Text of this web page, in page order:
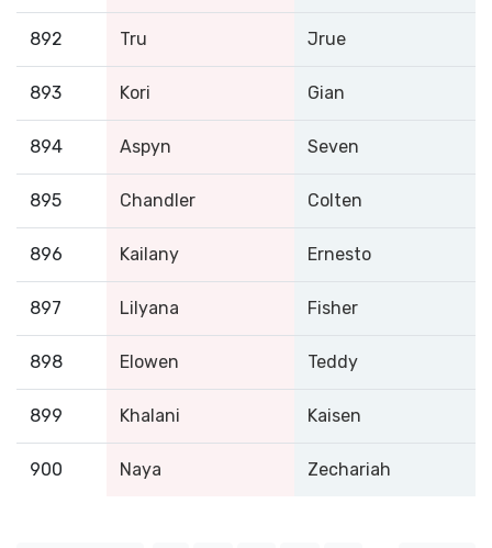
892 Tru Jrue
893 Kori Gian
894 Aspyn Seven
895 Chandler Colten
896 Kailany Ernesto
897 Lilyana Fisher
898 Elowen Teddy
899 Khalani Kaisen
900 Naya Zechariah